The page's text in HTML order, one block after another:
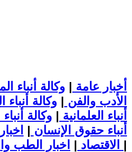
أخبار عامة | وكالة أنباء
الأدب والفن | وكالة أنباء
أنباء العلمانية | وكالة
أنباء حقوق الإنسان |
الاقتصاد | |